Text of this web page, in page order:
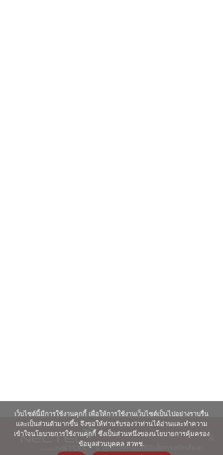
© ศูนย์เทคโนโลยีอิเล็กทรอนิกส์และ
เว็บไซต์นี้มีการใช้งานคุกกี้ เพื่อให้การใช้งานเว็บไซต์เป็นไปอย่างราบรื่น
และเป็นส่วนตัวมากขึ้น จึงขอให้ท่านรับรองว่าท่านได้อ่านและทำความ
เข้าใจนโยบายการใช้งานคุกกี้ ซึ่งเป็นส่วนหนึ่งของนโยบายการคุ้มครอง
ข้อมูลส่วนบุคคล สวทช.